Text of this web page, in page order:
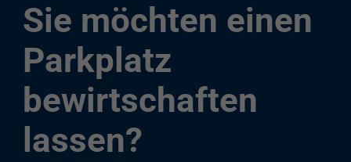
Sie möchten einen
Parkplatz
bewirtschaften
lassen?